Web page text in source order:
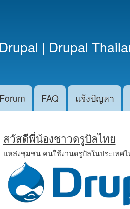
| Drupal
Forum FAQ แจ้งปัญหา
สวัสดีพี่น้องชาวดรูปัลไทย
แหล่งชุมชน คนใช้งานดรูปัลในประเทศไ